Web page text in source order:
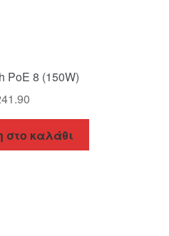
PoE 8 (150W)
στο καλάθι